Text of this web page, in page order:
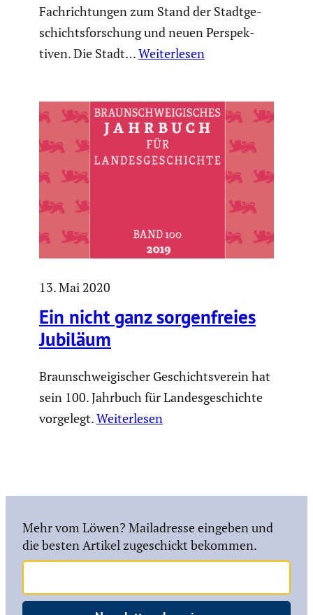
Fachrich­tungen zum Stand der Stadt­ge­
schichts­for­schung und neuen Perspek­
tiven. Die Stadt…Weiterlesen
13. Mai 2020
Ein nicht ganz sorgen­freies
Jubiläum
Braunschweigischer Geschichtsverein hat
sein 100. Jahrbuch für Landesgeschichte
vorgelegt.Weiterlesen
Mehr vom Löwen? Mailadresse eingeben und
die besten Artikel zugeschickt bekommen.